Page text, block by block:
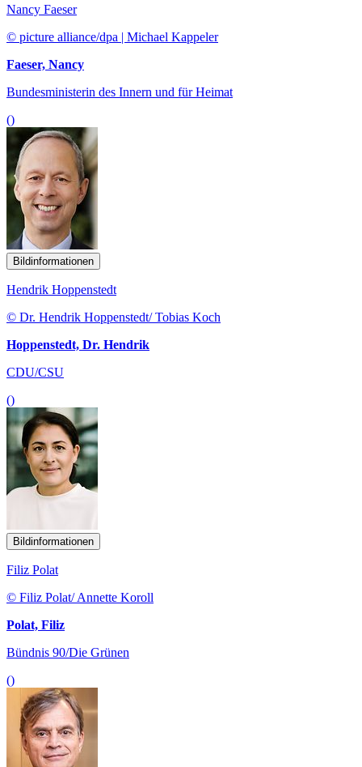
Nancy Faeser
© picture alliance/dpa | Michael Kappeler
Faeser, Nancy
Bundesministerin des Innern und für Heimat
()
Bildinformationen
Hendrik Hoppenstedt
© Dr. Hendrik Hoppenstedt/ Tobias Koch
Hoppenstedt, Dr. Hendrik
CDU/CSU
()
Bildinformationen
Filiz Polat
© Filiz Polat/ Annette Koroll
Polat, Filiz
Bündnis 90/Die Grünen
()